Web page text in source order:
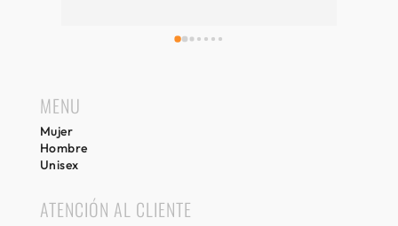
una visita imprescindible, si compramos
MENU
Mujer
Hombre
Unisex
ATENCIÓN AL CLIENTE